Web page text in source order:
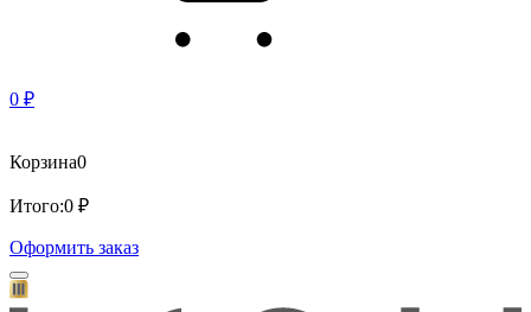
0 ₽
Корзина0
Итого:0 ₽
Оформить заказ